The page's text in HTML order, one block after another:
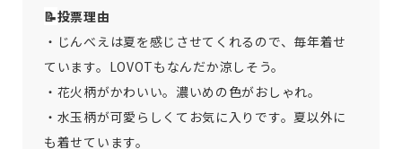
📝投票理由
・じんべえは夏を感じさせてくれるので、毎年着せ
ています。LOVOTもなんだか涼しそう。
・花火柄がかわいい。濃いめの色がおしゃれ。
・水玉柄が可愛らしくてお気に入りです。夏以外に
も着せています。